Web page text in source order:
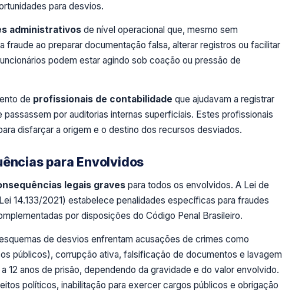
para desvios.
administrativos de nível operacional que, mesmo sem
fraude ao preparar documentação falsa, alterar registros ou facilitar
podem estar agindo sob coação ou pressão de
de profissionais de contabilidade que ajudavam a registrar
por auditorias internas superficiais. Estes profissionais
disfarçar a origem e o destino dos recursos desviados.
para Envolvidos
legais graves para todos os envolvidos. A Lei de
14.133/2021) estabelece penalidades específicas para fraudes
por disposições do Código Penal Brasileiro.
de desvios enfrentam acusações de crimes como
públicos), corrupção ativa, falsificação de documentos e lavagem
12 anos de prisão, dependendo da gravidade e do valor envolvido.
políticos, inabilitação para exercer cargos públicos e obrigação